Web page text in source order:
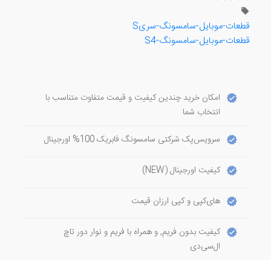
قطعات-موبایل-سامسونگ-سریS
قطعات-موبایل-سامسونگ-S4
امکان خرید چندین کیفیت و قیمت متفاوت متناسب با
انتخاب شما
سرویس‌پک شرکتی سامسونگ فابریک 100% اورجینال
کیفیت اورجینال (NEW)
های‌کپی و کپی ارزان قیمت
کیفیت بدون فریم, و همراه با فریم و نوار دور تاچ
ال‌سی‌دی